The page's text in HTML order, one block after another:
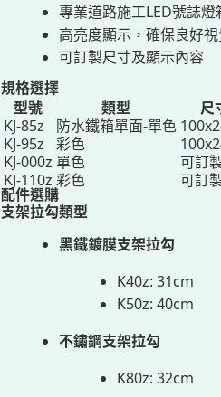
專業道路施工LED號誌燈
高亮度顯示，確保良好
可訂製尺寸及顯示內容
規格選擇
型號
類型 尺
KJ-85z
防水鐵箱單面-單色
KJ-95z
彩色
KJ-000z 單色 可訂
KJ-110z 彩色 可訂
配件選購
支架拉勾類型
黑鐵鍍膜支架拉勾
K40z: 31cm
K50z: 40cm
不鏽鋼支架拉勾
K80z: 32cm